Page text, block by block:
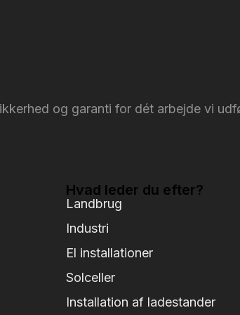
og garanti for dét arbejde vi
Hvad leder du efter?
Landbrug
Industri
El installationer
Solceller
Installation af ladestander